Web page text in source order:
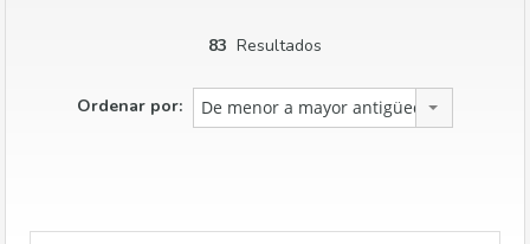
83 Resultados
Ordenar por: De menor a mayor antigüedad